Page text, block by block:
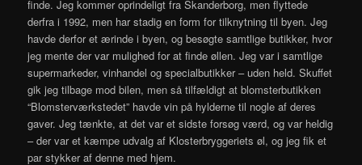
finde. Jeg kommer oprindeligt fra Skanderborg, men flyttede
derfra i 1992, men har stadig en form for tilknytning til byen. Jeg
havde derfor et ærinde i byen, og besøgte samtlige butikker, hvor
jeg mente der var mulighed for at finde øllen. Jeg var i samtlige
supermarkeder, vinhandel og specialbutikker – uden held. Skuffet
gik jeg tilbage mod bilen, men så tilfældigt at blomsterbutikken
“Blomsterværkstedet” havde vin på hylderne til nogle af deres
gaver. Jeg tænkte, at det var et sidste forsøg værd, og var heldig
– der var et kæmpe udvalg af Klosterbryggeriets øl, og jeg fik et
par stykker af denne med hjem.